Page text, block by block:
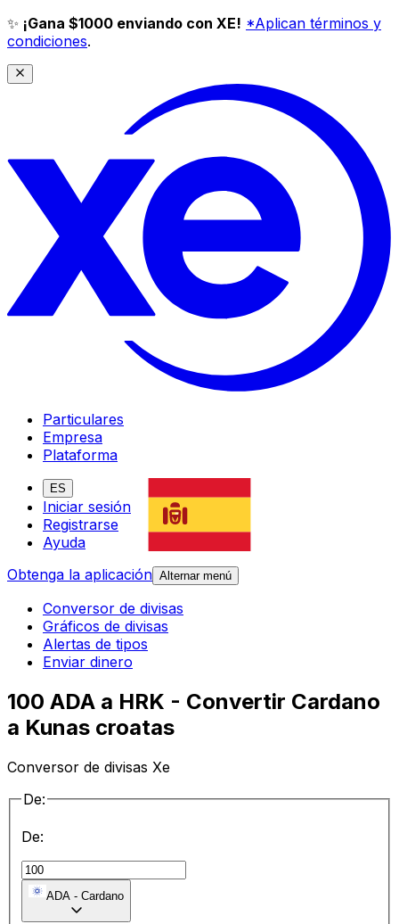
✨ ¡Gana $1000 enviando con XE! *Aplican términos y
condiciones.
Particulares
Empresa
Plataforma
ES
Iniciar sesión
Registrarse
Ayuda
Obtenga la aplicación Alternar menú
Conversor de divisas
Gráficos de divisas
Alertas de tipos
Enviar dinero
100 ADA a HRK - Convertir Cardano
a Kunas croatas
Conversor de divisas Xe
De:
De:
ADA - Cardano